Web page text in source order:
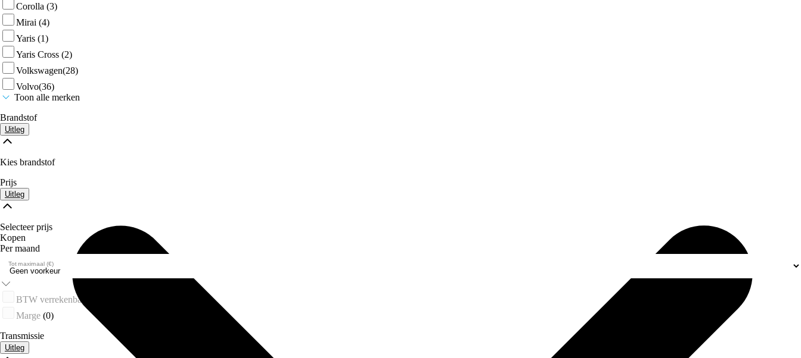
Corolla (3)
Mirai (4)
Yaris (1)
Yaris Cross (2)
Volkswagen(28)
Volvo(36)
Toon alle merken
Brandstof
Uitleg
Kies brandstof
Prijs
Uitleg
Selecteer prijs
Kopen
Per maand
Tot maximaal (€)
BTW verrekenbaar
Marge (0)
Transmissie
Uitleg